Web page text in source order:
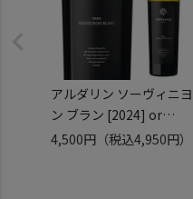
アルダリン ソーヴィニヨ
ン ブラン [2024] or
[2025] 750ml
4,500円 （税込4,950円）